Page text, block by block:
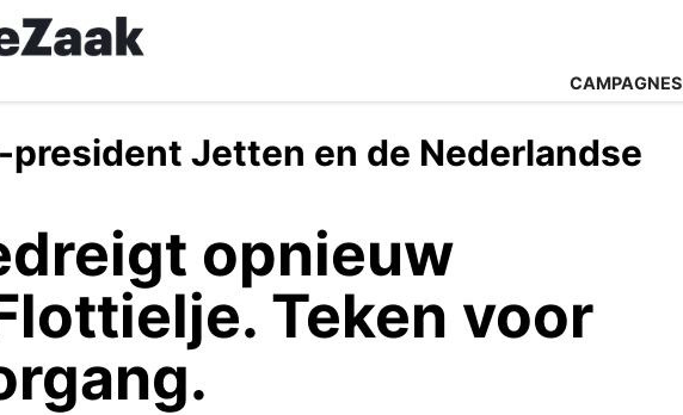
CAMPAGNES
Jetten en de Nederlandse
opnieuw
Teken voor